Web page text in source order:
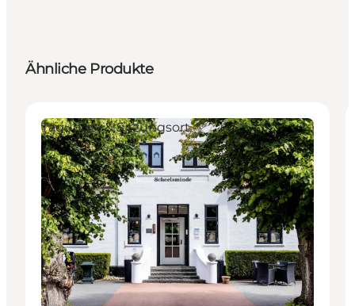
Ähnliche Produkte
Tagungs- & Sitzungsort